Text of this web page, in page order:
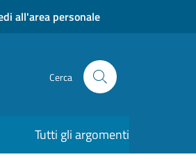
all'area personale
Cerca
Tutti gli argomenti